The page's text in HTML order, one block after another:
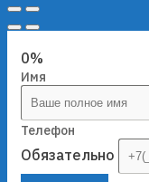
0%
Имя
Телефон
Обязательно